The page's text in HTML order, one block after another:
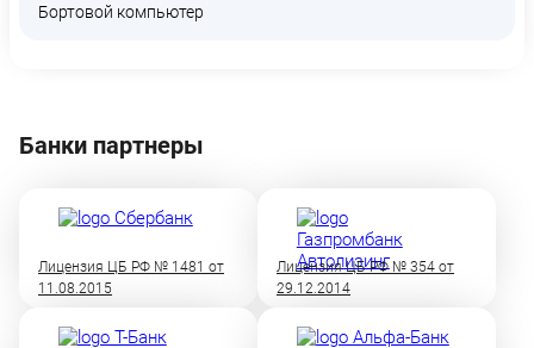
Бортовой компьютер
Банки партнеры
Лицензия ЦБ РФ № 1481 от
11.08.2015
Лицензия ЦБ РФ № 354 от
29.12.2014